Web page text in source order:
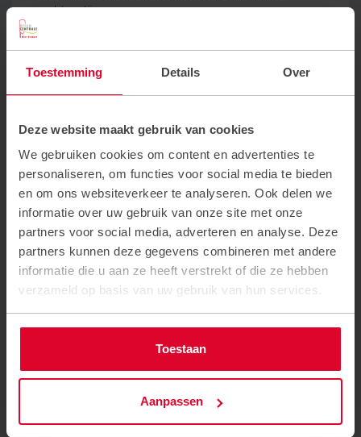
Toestemming Details Over
Deze website maakt gebruik van cookies
We gebruiken cookies om content en advertenties te
personaliseren, om functies voor social media te bieden
en om ons websiteverkeer te analyseren. Ook delen we
informatie over uw gebruik van onze site met onze
partners voor social media, adverteren en analyse. Deze
partners kunnen deze gegevens combineren met andere
informatie die u aan ze heeft verstrekt of die ze hebben
verzameld op basis van uw gebruik van hun services.
Toestaan
Aanpassen
marktpartijen.
6. Slim ontwerpen voor 100+ jaar
Met een levensduur van meer dan 100 jaar is
beton vanuit duurzaam oogpunt een uitermate
kunnen bouwwerken in de toekomst nieuwe
functies krijgen en worden sloop- of